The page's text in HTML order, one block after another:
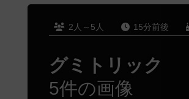
2人～5人 15分前後
グミトリック
5件の画像